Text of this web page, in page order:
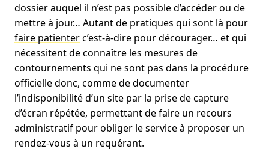
dossier auquel il n’est pas possible d’accéder ou de
mettre à jour… Autant de pratiques qui sont là pour
faire patienterc’est-à-dire pour décourager… et qui
nécessitent de connaître les mesures de
contournements qui ne sont pas dans la procédure
officielle donc, comme de documenter
l’indisponibilité d’un site par la prise de capture
d’écran répétée, permettant de faire un recours
administratif pour obliger le service à proposer un
rendez-vous à un requérant.